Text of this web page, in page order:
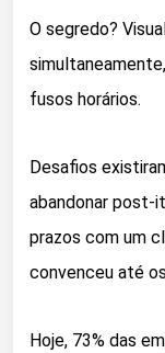
O segredo?
fusos horários.
Desafios
abandonar post-
prazos com um
convenceu até
Hoje, 73% das